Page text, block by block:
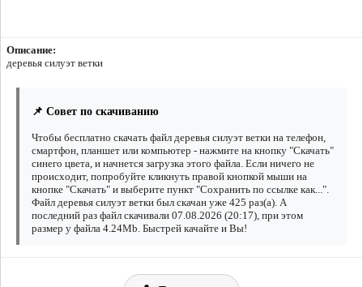
Описание:
деревья силуэт ветки
📌 Совет по скачиванию
Чтобы бесплатно скачать файл деревья силуэт ветки на телефон,
смартфон, планшет или компьютер - нажмите на кнопку "Скачать"
синего цвета, и начнется загрузка этого файла. Если ничего не
происходит, попробуйте кликнуть правой кнопкой мыши на
кнопке "Скачать" и выберите пункт "Сохранить по ссылке как...".
Файл деревья силуэт ветки был скачан уже 425 раз(а). А
последний раз файл скачивали 07.08.2026 (20:17), при этом
размер у файла 4.24Mb. Быстрей качайте и Вы!